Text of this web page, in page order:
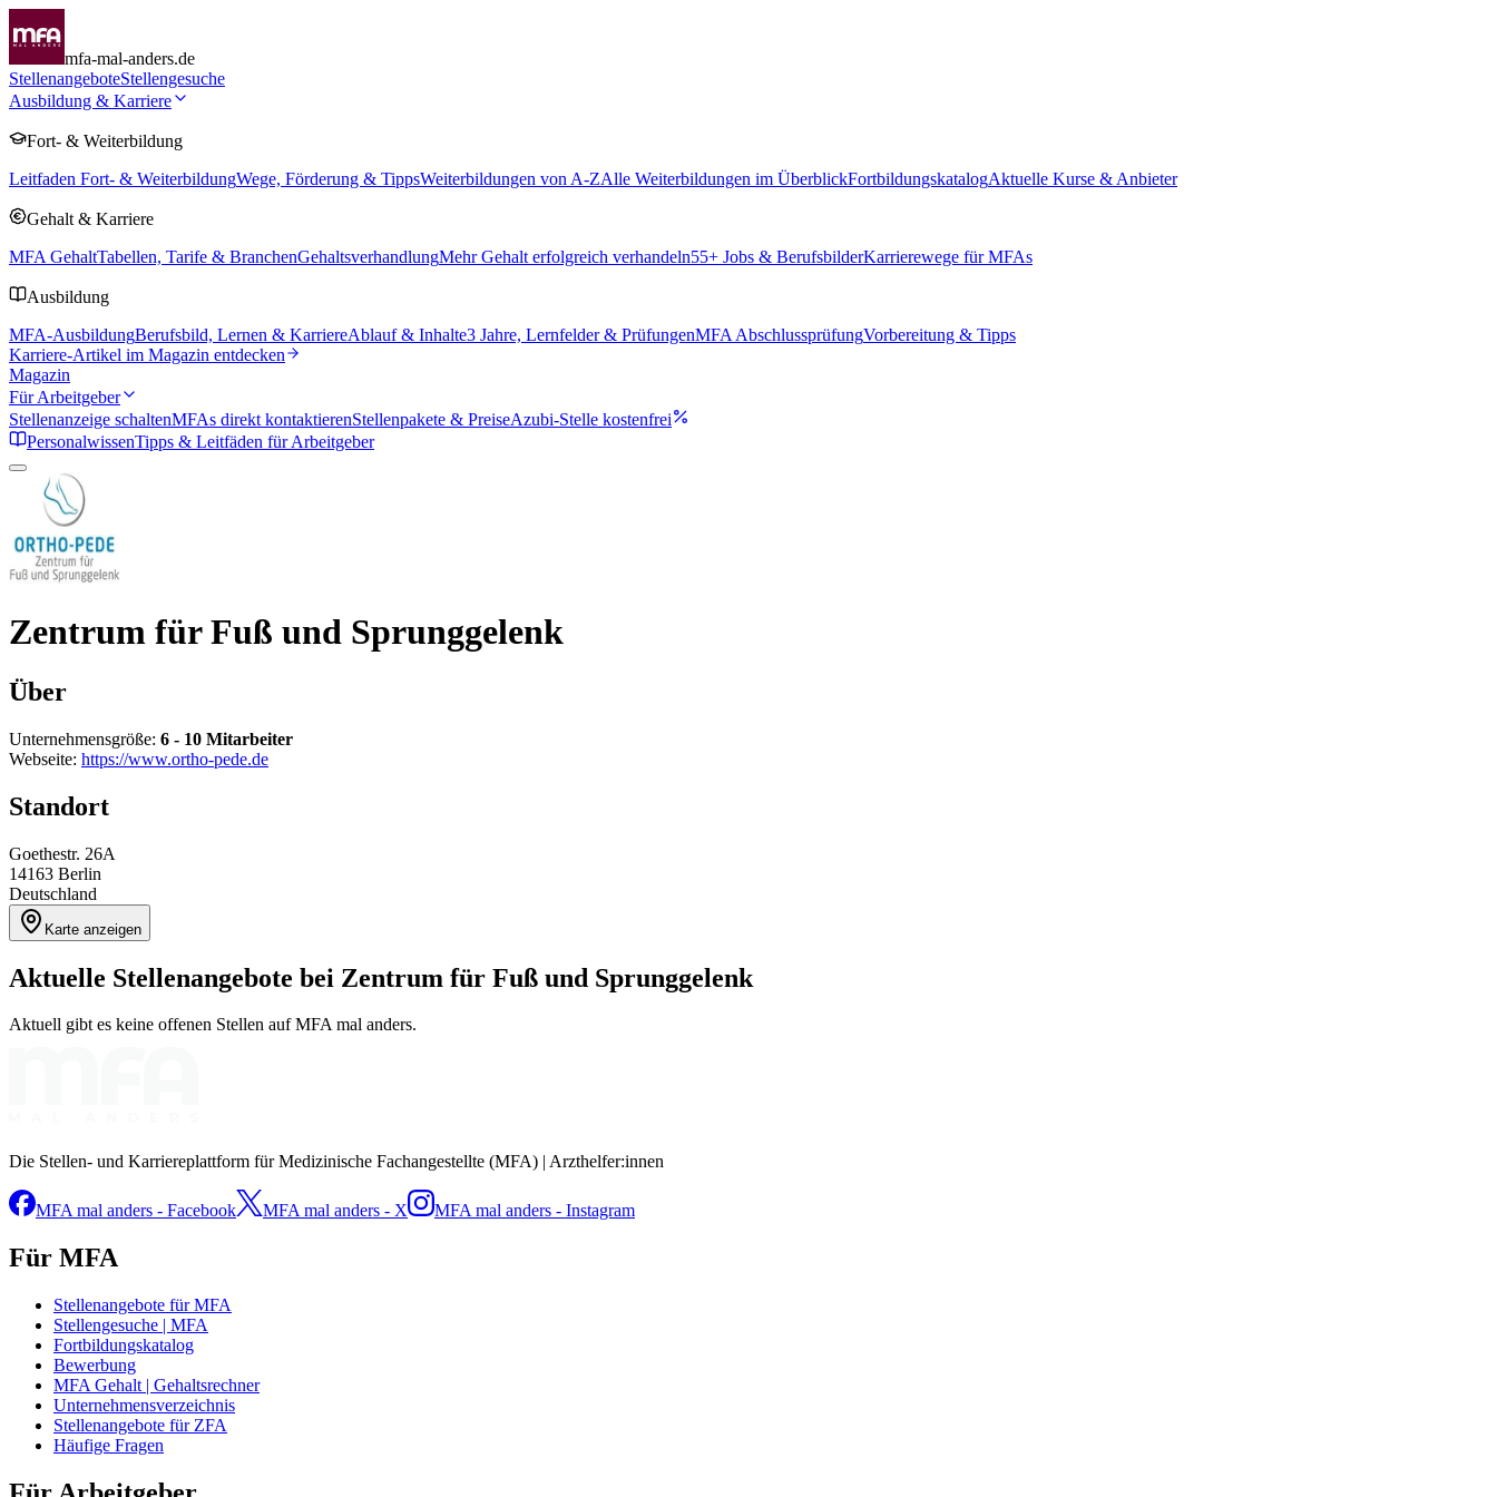
mfa-mal-anders.de
StellenangeboteStellengesuche
Ausbildung & Karriere
Fort- & Weiterbildung
Leitfaden Fort- & WeiterbildungWege, Förderung & TippsWeiterbildungen von A-ZAlle Weiterbildungen im ÜberblickFortbildungskatalogAktuelle Kurse & Anbieter
Gehalt & Karriere
MFA GehaltTabellen, Tarife & BranchenGehaltsverhandlungMehr Gehalt erfolgreich verhandeln55+ Jobs & BerufsbilderKarrierewege für MFAs
Ausbildung
MFA-AusbildungBerufsbild, Lernen & KarriereAblauf & Inhalte3 Jahre, Lernfelder & PrüfungenMFA AbschlussprüfungVorbereitung & Tipps
Karriere-Artikel im Magazin entdecken
Magazin
Für Arbeitgeber
Stellenanzeige schaltenMFAs direkt kontaktierenStellenpakete & PreiseAzubi-Stelle kostenfrei
PersonalwissenTipps & Leitfäden für Arbeitgeber
Zentrum für Fuß und Sprunggelenk
Über
Unternehmensgröße: 6 - 10 Mitarbeiter
Webseite: https://www.ortho-pede.de
Standort
Goethestr. 26A
14163 Berlin
Deutschland
Karte anzeigen
Aktuelle Stellenangebote bei Zentrum für Fuß und Sprunggelenk
Aktuell gibt es keine offenen Stellen auf MFA mal anders.
Die Stellen- und Karriereplattform für Medizinische Fachangestellte (MFA) | Arzthelfer:innen
MFA mal anders - Facebook MFA mal anders - X MFA mal anders - Instagram
Für MFA
Stellenangebote für MFA
Stellengesuche | MFA
Fortbildungskatalog
Bewerbung
MFA Gehalt | Gehaltsrechner
Unternehmensverzeichnis
Stellenangebote für ZFA
Häufige Fragen